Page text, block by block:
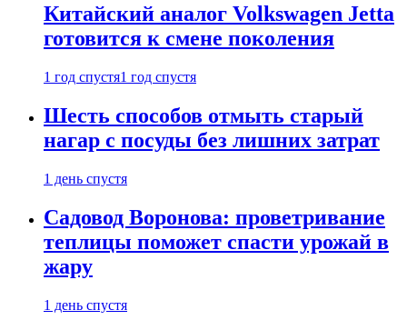
Китайский аналог Volkswagen Jetta
готовится к смене поколения
1 год спустя1 год спустя
Шесть способов отмыть старый
нагар с посуды без лишних затрат
1 день спустя
Садовод Воронова: проветривание
теплицы поможет спасти урожай в
жару
1 день спустя